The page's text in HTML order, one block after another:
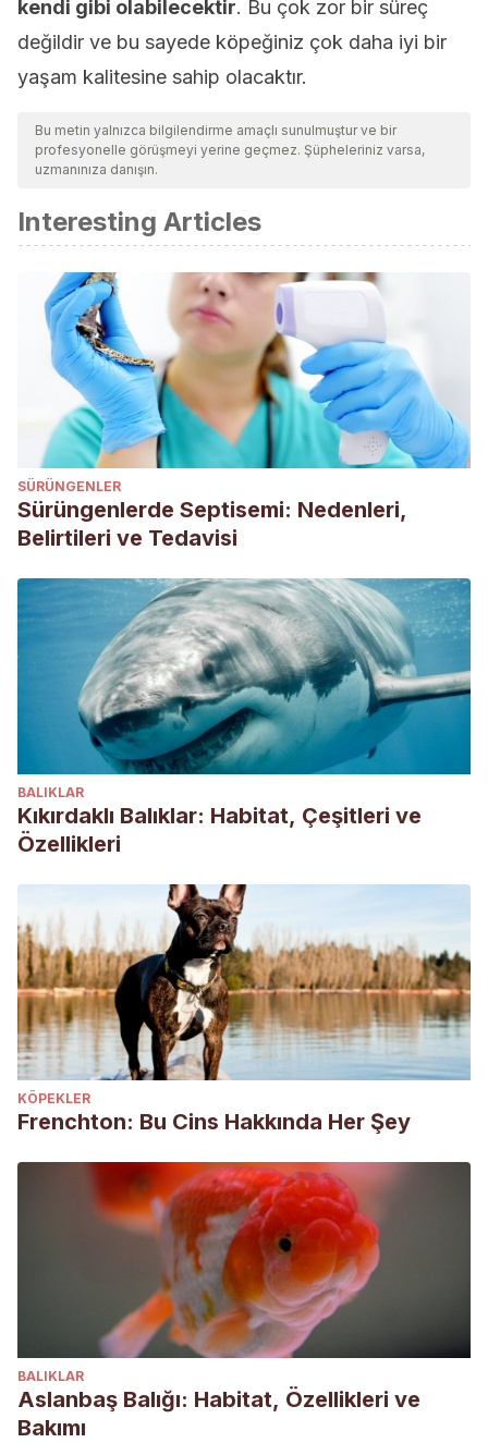
kendi gibi olabilecektir. Bu çok zor bir süreç
değildir ve bu sayede köpeğiniz çok daha iyi bir
yaşam kalitesine sahip olacaktır.
Bu metin yalnızca bilgilendirme amaçlı sunulmuştur ve bir
profesyonelle görüşmeyi yerine geçmez. Şüpheleriniz varsa,
uzmanınıza danışın.
Interesting Articles
SÜRÜNGENLER
Sürüngenlerde Septisemi: Nedenleri,
Belirtileri ve Tedavisi
BALIKLAR
Kıkırdaklı Balıklar: Habitat, Çeşitleri ve
Özellikleri
KÖPEKLER
Frenchton: Bu Cins Hakkında Her Şey
BALIKLAR
Aslanbaş Balığı: Habitat, Özellikleri ve
Bakımı